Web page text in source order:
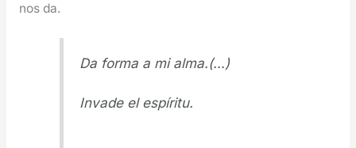
nos da.
Da forma a mi alma.(…)
Invade el espíritu.